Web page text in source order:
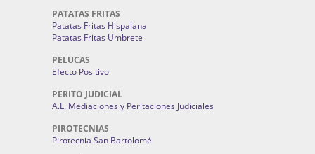
PATATAS FRITAS
Patatas Fritas Hispalana
Patatas Fritas Umbrete
PELUCAS
Efecto Positivo
PERITO JUDICIAL
A.L. Mediaciones y Peritaciones Judiciales
PIROTECNIAS
Pirotecnia San Bartolomé